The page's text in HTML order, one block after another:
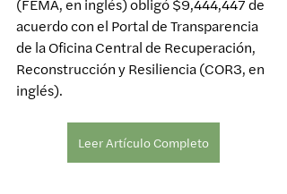
(FEMA, en inglés) obligó $9,444,447 de
acuerdo con el Portal de Transparencia
de la Oficina Central de Recuperación,
Reconstrucción y Resiliencia (COR3, en
inglés).
Leer Artículo Completo